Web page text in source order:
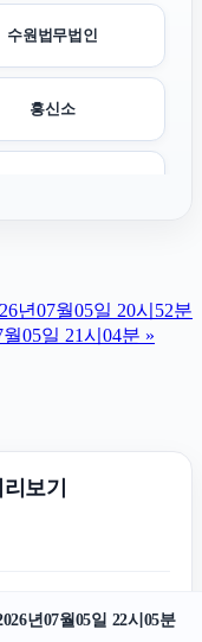
수원법무법인
흥신소
타그램 좋아요 구매
서초하수구막힘
그램 좋아요 늘리기
년07월05일 20시52분
05일 21시04분 »
보기
년07월05일 22시05분